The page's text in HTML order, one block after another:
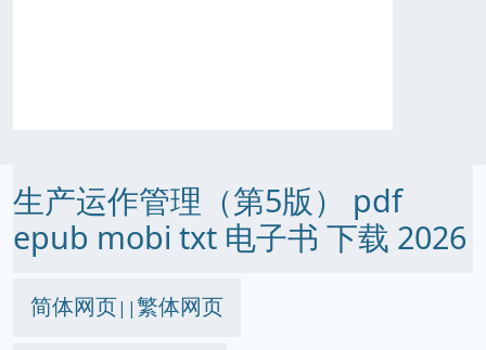
生产运作管理（第5版） pdf
epub mobi txt 电子书 下载 2026
简体网页||繁体网页